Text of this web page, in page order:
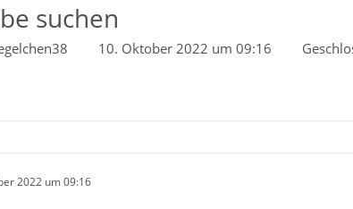
suchen
10. Oktober 2022 um 09:16
2022 um 09:16